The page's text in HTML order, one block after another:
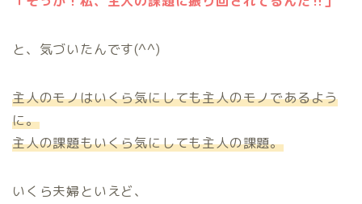
と、気づいたんです(^^)
主人のモノはいくら気にしても主人のモノであるよう
に。
主人の課題もいくら気にしても主人の課題。
いくら夫婦といえど、